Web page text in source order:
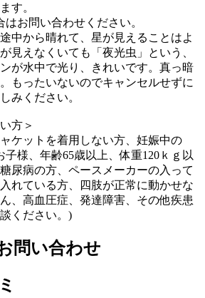
す。
はお問い合わせください。
中から晴れて、星が見えることはよ
見えなくいても「夜光虫」という、
が水中で光り、きれいです。真っ暗
もったいないのでキャンセルせずに
みください。
方＞
ケットを着用しない方、妊娠中の
子様、年齢65歳以上、体重120ｋｇ以
尿病の方、ペースメーカーの入って
れている方、四肢が正常に動かせな
、高血圧症、発達障害、その他疾患
ください。)
問い合わせ